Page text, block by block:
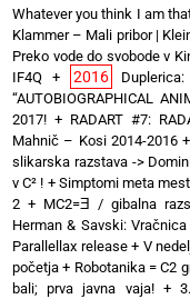
Whatever you think I am
Klammer – Mali pribor |
Preko vode do svobode v
IF4Q + 2016
“AUTOBIOGRAPHICAL
2017! + RADART #7:
Mahnič – Kosi 2014-2016+
slikarska razstava ->
v C² ! + Simptomi meta
2 + MC2=Ǝ / gibalna
Herman & Savski:
Parallellax release+ V
početja + Robotanika = C2
bali; prva javna vaja!+